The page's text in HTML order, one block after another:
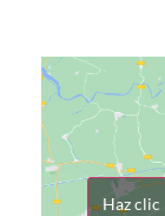
Haz clic